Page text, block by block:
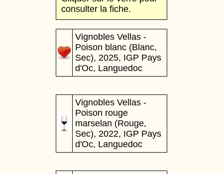
consulter la fiche.
Vignobles Vellas -
Poison blanc (Blanc,
Sec), 2025, IGP Pays
d'Oc, Languedoc
Vignobles Vellas -
Poison rouge
marselan (Rouge,
Sec), 2022, IGP Pays
d'Oc, Languedoc